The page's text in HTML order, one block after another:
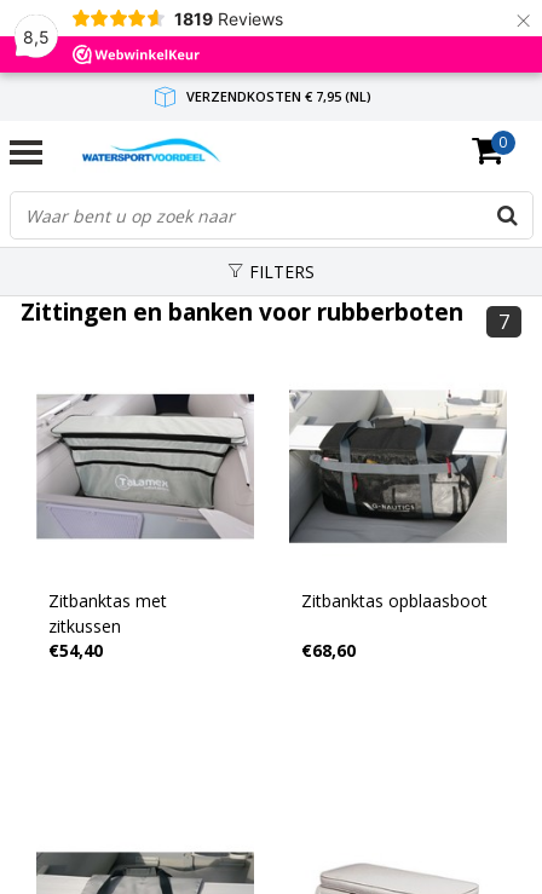
8,5
1819 Reviews ×
VERZENDKOSTEN € 7,95 (NL)
GRATIS VERZENDING(NL) VANAF € 65,-
BINNEN 1-3 WERKDAGEN ANTWOORD
0
FILTERS
Zittingen en banken voor rubberboten 7
Zitbanktas met
zitkussen
€54,40
Zitbanktas opblaasboot
€68,60